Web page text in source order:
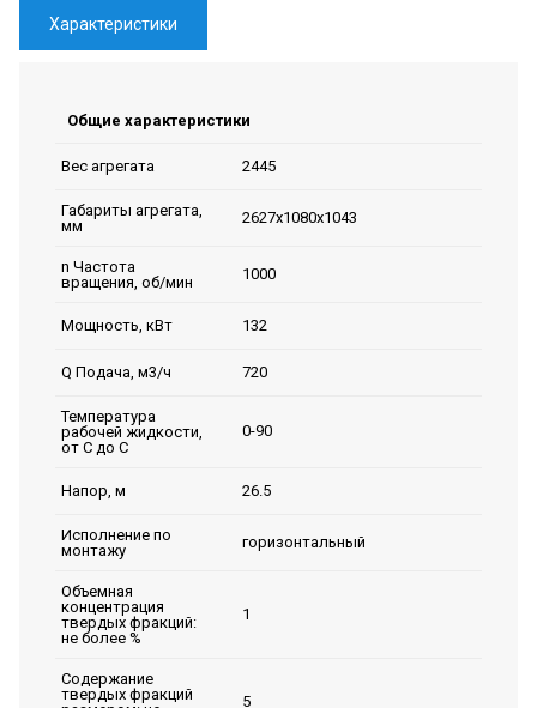
Характеристики
Общие характеристики
Вес агрегата 2445
Габариты агрегата,
мм
2627х1080х1043
n Частота
вращения, об/мин
1000
Мощность, кВт 132
Q Подача, м3/ч 720
Температура
рабочей жидкости,
от С до С
0-90
Напор, м 26.5
Исполнение по
монтажу
горизонтальный
Объемная
концентрация
твердых фракций:
не более %
1
Содержание
твердых фракций
5